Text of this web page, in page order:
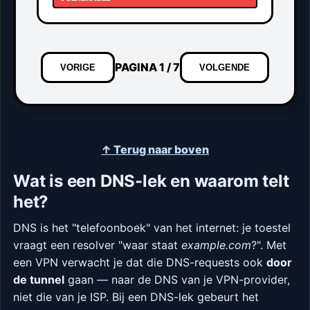
App Settings -> Advanced Kill Switch
Windows vraagt DNS aan alle adapters
VERDICT:
Schakel dit uit via de Group Policy Editor.
gpedit.msc -> Turn off smart multi-
VORIGE PAGINA 1 / 7 VOLGENDE
↑ Terug naar boven
Wat is een DNS-lek en waarom telt
het?
DNS is het "telefoonboek" van het internet: je toestel
vraagt een resolver "waar staat example.com?". Met
een VPN verwacht je dat die DNS-requests ook door
de tunnel gaan — naar de DNS van je VPN-provider,
niet die van je ISP. Bij een DNS-lek gebeurt het